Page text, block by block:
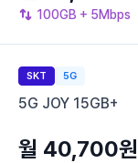
100GB + 5Mbps
SKT 5G
5G JOY 15GB+
월 40,700원